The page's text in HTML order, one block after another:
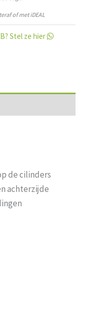
of met iDEAL
Stel ze hier
de cilinders
achterzijde